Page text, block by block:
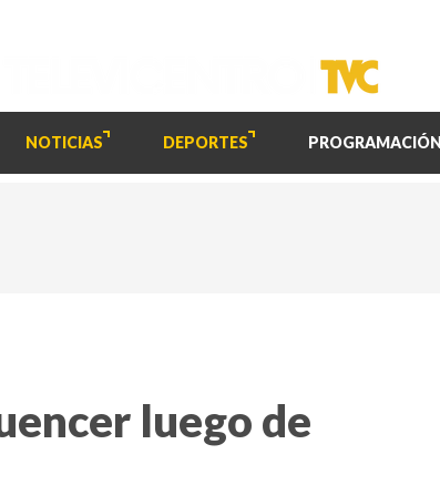
NOTICIAS DEPORTES PROGRAMACIÓN
luego de